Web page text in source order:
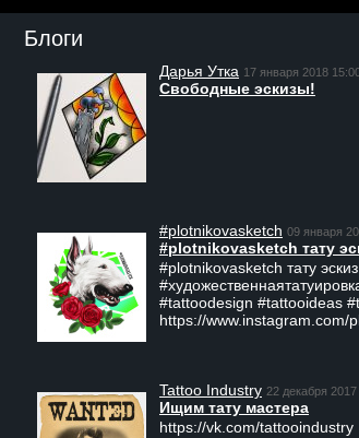
Блоги
Дарья Утка 17 января 2018
Свободные эскизы!
#plotnikovasketch 09 января
#plotnikovasketch тату
#plotnikovasketch тату
#tattoodesign #tattooideas
https://www.instagram.com/
Tattoo Industry 22 декабря
Ищим тату мастера
https://vk.com/tattooindustry